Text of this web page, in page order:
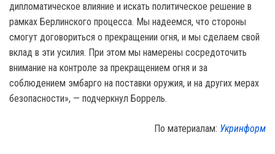
дипломатическое влияние и искать политическое решение в
рамках Берлинского процесса. Мы надеемся, что стороны
смогут договориться о прекращении огня, и мы сделаем свой
вклад в эти усилия. При этом мы намерены сосредоточить
внимание на контроле за прекращением огня и за
соблюдением эмбарго на поставки оружия, и на других мерах
безопасности», — подчеркнул Боррель.
По материалам: Укринформ